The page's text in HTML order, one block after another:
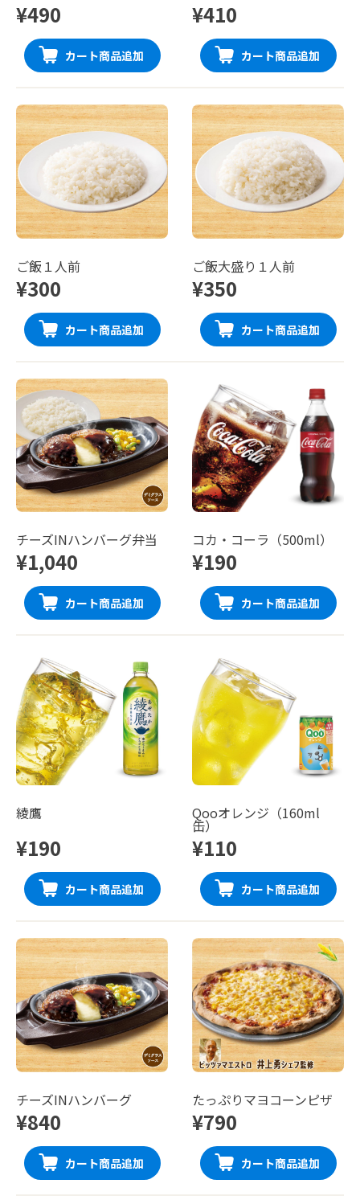
¥490
カート商品追加
¥410
カート商品追加
ご飯１人前
¥300
カート商品追加
ご飯大盛り１人前
¥350
カート商品追加
チーズINハンバーグ弁当
¥1,040
カート商品追加
コカ・コーラ（500ml）
¥190
カート商品追加
綾鷹
¥190
カート商品追加
Qooオレンジ（160ml
缶）
¥110
カート商品追加
チーズINハンバーグ
¥840
カート商品追加
たっぷりマヨコーンピザ
¥790
カート商品追加